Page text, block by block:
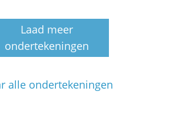
Laad meer
ondertekeningen
alle ondertekeningen